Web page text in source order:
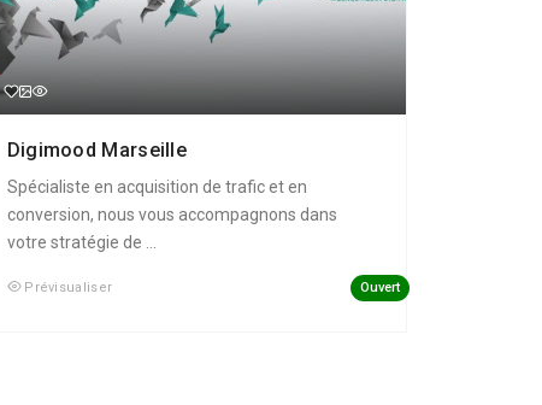
Digimood Marseille
Spécialiste en acquisition de trafic et en
conversion, nous vous accompagnons dans
votre stratégie de ...
Prévisualiser Ouvert